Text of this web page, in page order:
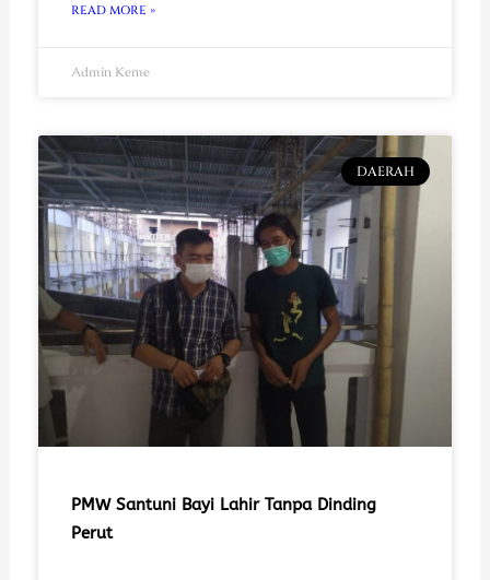
READ MORE »
Admin Keme
DAERAH
PMW Santuni Bayi Lahir Tanpa Dinding
Perut